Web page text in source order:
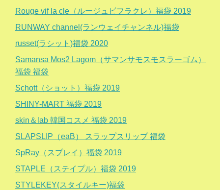
Rouge vif la cle（ルージュビフラクレ）福袋 2019
RUNWAY channel(ランウェイチャンネル)福袋
russet(ラシット)福袋 2020
Samansa Mos2 Lagom（サマンサモスモスラーゴム）
福袋 福袋
Schott（ショット）福袋 2019
SHINY-MART 福袋 2019
skin＆lab 韓国コスメ 福袋 2019
SLAPSLIP（eaB） スラップスリップ 福袋
SpRay（スプレイ）福袋 2019
STAPLE（ステイプル）福袋 2019
STYLEKEY(スタイルキー)福袋